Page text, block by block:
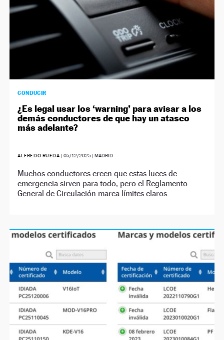
CONDUCIR
¿Es legal usar los ‘warning’ para avisar a los
demás conductores de que hay un atasco
más adelante?
ALFREDO RUEDA | 05/12/2025| MADRID
Muchos conductores creen que estas luces de
emergencia sirven para todo, pero el Reglamento
General de Circulación marca límites claros.